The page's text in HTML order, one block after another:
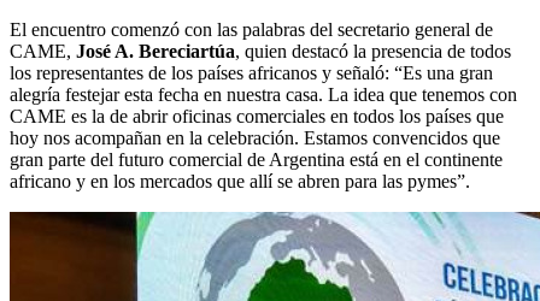
El encuentro comenzó con las palabras del secretario general de
CAME, José A. Bereciartúa, quien destacó la presencia de todos
los representantes de los países africanos y señaló: “Es una gran
alegría festejar esta fecha en nuestra casa. La idea que tenemos con
CAME es la de abrir oficinas comerciales en todos los países que
hoy nos acompañan en la celebración. Estamos convencidos que
gran parte del futuro comercial de Argentina está en el continente
africano y en los mercados que allí se abren para las pymes”.